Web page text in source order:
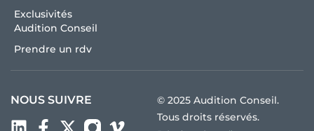
Exclusivités
Audition Conseil
Prendre un rdv
NOUS SUIVRE
© 2025 Audition Conseil.
Tous droits réservés.